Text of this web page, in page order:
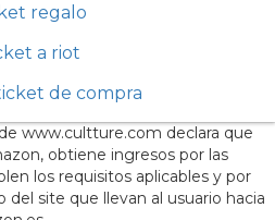
regalo
a riot
de compra
www.cultture.com declara que
obtiene ingresos por las
los requisitos aplicables y por
del site que llevan al usuario hacia